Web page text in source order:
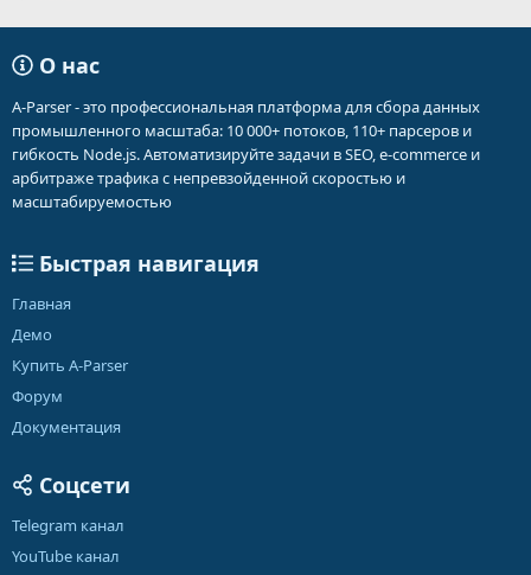
О нас
A-Parser - это профессиональная платформа для сбора данных
промышленного масштаба: 10 000+ потоков, 110+ парсеров и
гибкость Node.js. Автоматизируйте задачи в SEO, e-commerce и
арбитраже трафика с непревзойденной скоростью и
масштабируемостью
Быстрая навигация
Главная
Демо
Купить A-Parser
Форум
Документация
Соцсети
Telegram канал
YouTube канал